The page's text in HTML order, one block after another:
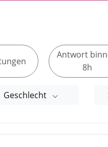
Antwort
8h
Geschlecht